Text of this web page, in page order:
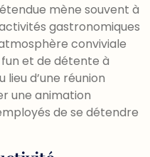
mène souvent à
gastronomiques
conviviale
et de détente à
lieu d’une réunion
une animation
de se détendre